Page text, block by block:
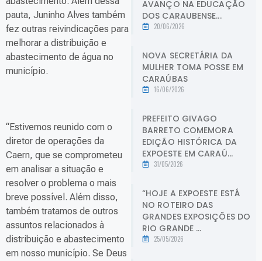
pauta, Juninho Alves também
fez outras reivindicações para
melhorar a distribuição e
abastecimento de água no
município.
“Estivemos reunido com o
diretor de operações da
Caern, que se comprometeu
em analisar a situação e
resolver o problema o mais
breve possível. Além disso,
também tratamos de outros
assuntos relacionados à
distribuição e abastecimento
em nosso município. Se Deus
AVANÇO NA EDUCAÇÃO
DOS CARAUBENSE...
20/06/2026
NOVA SECRETÁRIA DA
MULHER TOMA POSSE EM
CARAÚBAS
16/06/2026
PREFEITO GIVAGO
BARRETO COMEMORA
EDIÇÃO HISTÓRICA DA
EXPOESTE EM CARAÚ...
31/05/2026
“HOJE A EXPOESTE ESTÁ
NO ROTEIRO DAS
GRANDES EXPOSIÇÕES DO
RIO GRANDE ...
25/05/2026